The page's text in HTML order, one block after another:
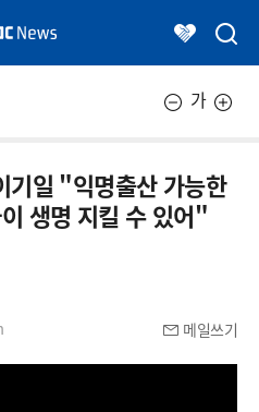
가
기일 "익명출산 가능한
생명 지킬 수 있어"
메일쓰기